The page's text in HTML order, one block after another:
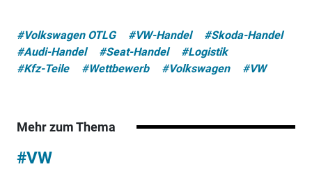
#Volkswagen OTLG #VW-Handel
#Skoda-Handel
#Audi-Handel
#Seat-Handel
#Logistik
#Kfz-Teile
#Wettbewerb #Volkswagen #VW
Mehr zum Thema
#VW